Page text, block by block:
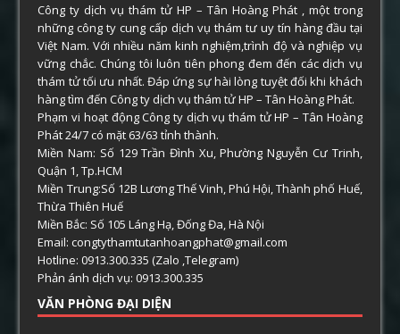
Công ty dịch vụ thám tử HP – Tân Hoàng Phát , một trong
những công ty cung cấp dịch vụ thám tư uy tín hàng đầu tại
Việt Nam. Với nhiều năm kinh nghiệm,trình độ và nghiệp vụ
vững chắc. Chúng tôi luôn tiên phong đem đến các dịch vụ
thám tử tối ưu nhất. Đáp ứng sự hài lòng tuyệt đối khi khách
hàng tìm đến Công ty dịch vụ thám tử HP – Tân Hoàng Phát.
Phạm vi hoạt động Công ty dịch vụ thám tử HP – Tân Hoàng
Phát 24/7 có mặt 63/63 tỉnh thành.
Miền Nam: Số 129 Trần Đình Xu, Phường Nguyễn Cư Trinh,
Quận 1, Tp.HCM
Miền Trung:Số 12B Lương Thế Vinh, Phú Hội, Thành phố Huế,
Thừa Thiên Huế
Miền Bắc: Số 105 Láng Hạ, Đống Đa, Hà Nội
Email: congtythamtutanhoangphat@gmail.com
Hotline: 0913.300.335 (Zalo ,Telegram)
Phản ánh dịch vụ: 0913.300.335
VĂN PHÒNG ĐẠI DIỆN